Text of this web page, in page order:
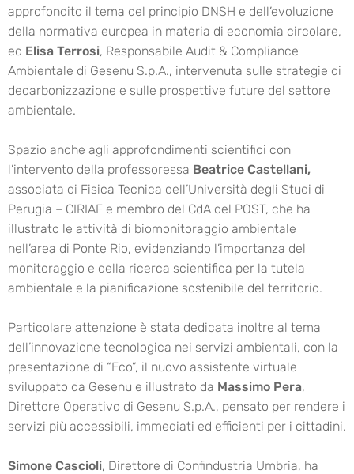
approfondito il tema del principio DNSH e dell’evoluzione
della normativa europea in materia di economia circolare,
ed Elisa Terrosi, Responsabile Audit & Compliance
Ambientale di Gesenu S.p.A., intervenuta sulle strategie di
decarbonizzazione e sulle prospettive future del settore
ambientale.
Spazio anche agli approfondimenti scientifici con
l’intervento della professoressa Beatrice Castellani,
associata di Fisica Tecnica dell’Università degli Studi di
Perugia – CIRIAF e membro del CdA del POST, che ha
illustrato le attività di biomonitoraggio ambientale
nell’area di Ponte Rio, evidenziando l’importanza del
monitoraggio e della ricerca scientifica per la tutela
ambientale e la pianificazione sostenibile del territorio.
Particolare attenzione è stata dedicata inoltre al tema
dell’innovazione tecnologica nei servizi ambientali, con la
presentazione di “Eco”, il nuovo assistente virtuale
sviluppato da Gesenu e illustrato da Massimo Pera,
Direttore Operativo di Gesenu S.p.A., pensato per rendere i
servizi più accessibili, immediati ed efficienti per i cittadini.
Simone Cascioli, Direttore di Confindustria Umbria, ha